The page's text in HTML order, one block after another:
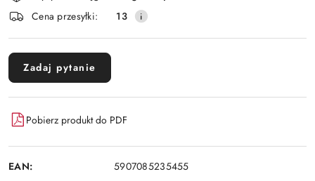
dostawa
Cena przesyłki:
13
Zadaj pytanie
Pobierz produkt do PDF
EAN: 5907085235455